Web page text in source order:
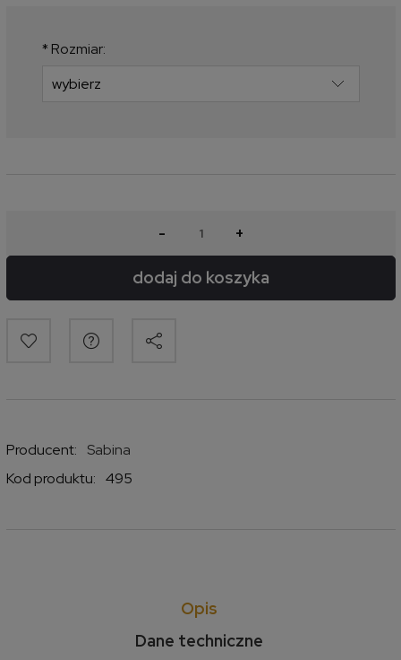
* Rozmiar:
- +
dodaj do koszyka
Producent:
Sabina
Kod produktu: 495
Opis
Dane techniczne